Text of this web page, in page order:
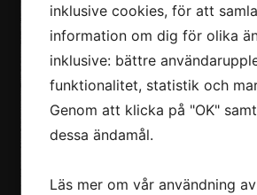
inklusive cookies, för att
information om dig för olika
inklusive: bättre
funktionalitet, statistik och
Genom att klicka på "OK"
dessa ändamål.
Läs mer om vår användning